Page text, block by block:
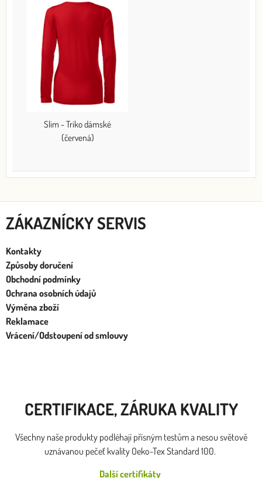
Slim - Triko dámské
(červená)
ZÁKAZNÍCKY SERVIS
Kontakty
Způsoby doručení
Obchodní podmínky
Ochrana osobních údajů
Výměna zboží
Reklamace
Vrácení/Odstoupení od smlouvy
CERTIFIKACE, ZÁRUKA KVALITY
Všechny naše produkty podléhají přísným testům a nesou světově
uznávanou pečeť kvality Oeko-Tex Standard 100.
Další certifikáty